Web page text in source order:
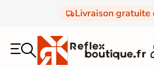
Livraison gratuite